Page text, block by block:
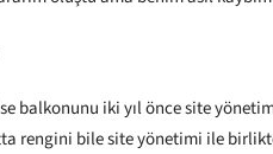
balkonunu iki yıl önce site
rengini bile site yönetimi ile